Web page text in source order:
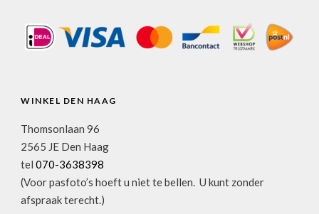
WINKEL DEN HAAG
Thomsonlaan 96
2565 JE Den Haag
tel 070-3638398
(Voor pasfoto’s hoeft u niet te bellen. U kunt zonder
afspraak terecht.)